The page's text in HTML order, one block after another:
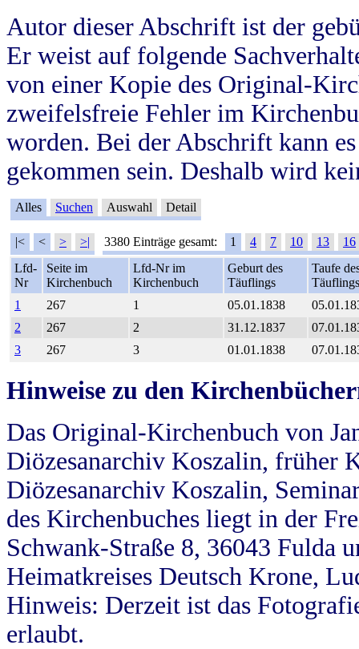
Autor dieser Abschrift ist der
Er weist auf folgende
von einer Kopie des Original-
zweifelsfreie Fehler im
worden. Bei der Abschrift kann
gekommen sein. Deshalb wird
Alles Suchen Auswahl Detail
|< < > >| 3380 Einträge gesamt: 1 4 7 10 13
16
Lfd-
Nr
Seite im
Kirchenbuch
Lfd-Nr im
Kirchenbuch
Geburt des
Täuflings
Taufe
Täuflings
1
267 1 05.01.1838
2
267 2 31.12.1837
3
267 3 01.01.1838
Hinweise zu den
Das Original-Kirchenbuch von
Diözesanarchiv Koszalin, früher
Diözesanarchiv Koszalin,
des Kirchenbuches liegt in der
Schwank-Straße 8, 36043 Fulda
Heimatkreises Deutsch Krone,
Hinweis: Derzeit ist das
erlaubt.